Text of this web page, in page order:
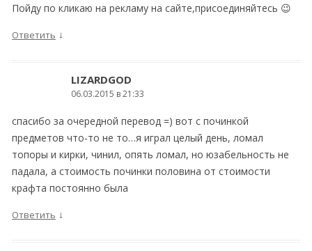
Пойду по кликаю на рекламу на сайте,присоединяйтесь 😉
Ответить ↓
LIZARDGOD
06.03.2015 в 21:33
спасибо за очередной перевод =) вот с починкой
предметов что-то не то…я играл целый день, ломал
топоры и кирки, чинил, опять ломал, но юзабельность не
падала, а стоимость починки половина от стоимости
крафта постоянно была
Ответить ↓